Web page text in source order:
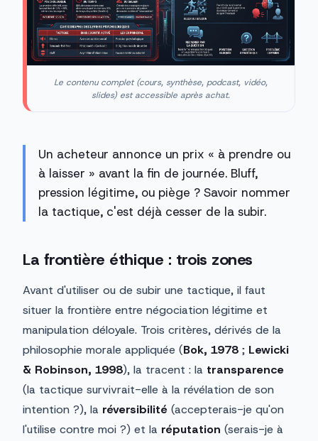
Le contenu complet (cours, synthèse, podcast, vidéo,
slides) est accessible après achat.
Un acheteur annonce un prix « à prendre ou
à laisser » avant la fin de journée. Bluff,
pression légitime, ou piège ? Savoir nommer
la tactique, c'est déjà cesser de la subir.
La frontière éthique : trois zones
Avant d'utiliser ou de subir une tactique, il faut
situer la frontière entre négociation légitime et
manipulation déloyale. Trois critères, dérivés de la
philosophie morale appliquée (Bok, 1978 ; Lewicki
& Robinson, 1998), la tracent : la transparence
(la tactique survivrait-elle à la révélation de son
intention ?), la réversibilité (accepterais-je qu'on
l'utilise contre moi ?) et la réputation (serais-je à